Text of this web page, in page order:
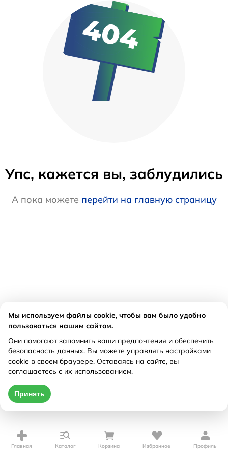
Упс, кажется вы, заблудились
А пока можете перейти на главную страницу
Главная Каталог Корзина Избранное Профиль
Мы используем файлы cookie, чтобы вам было удобно
пользоваться нашим сайтом.
Они помогают запомнить ваши предпочтения и обеспечить
безопасность данных. Вы можете управлять настройками
cookie в своем браузере. Оставаясь на сайте, вы
соглашаетесь с их использованием.
Принять